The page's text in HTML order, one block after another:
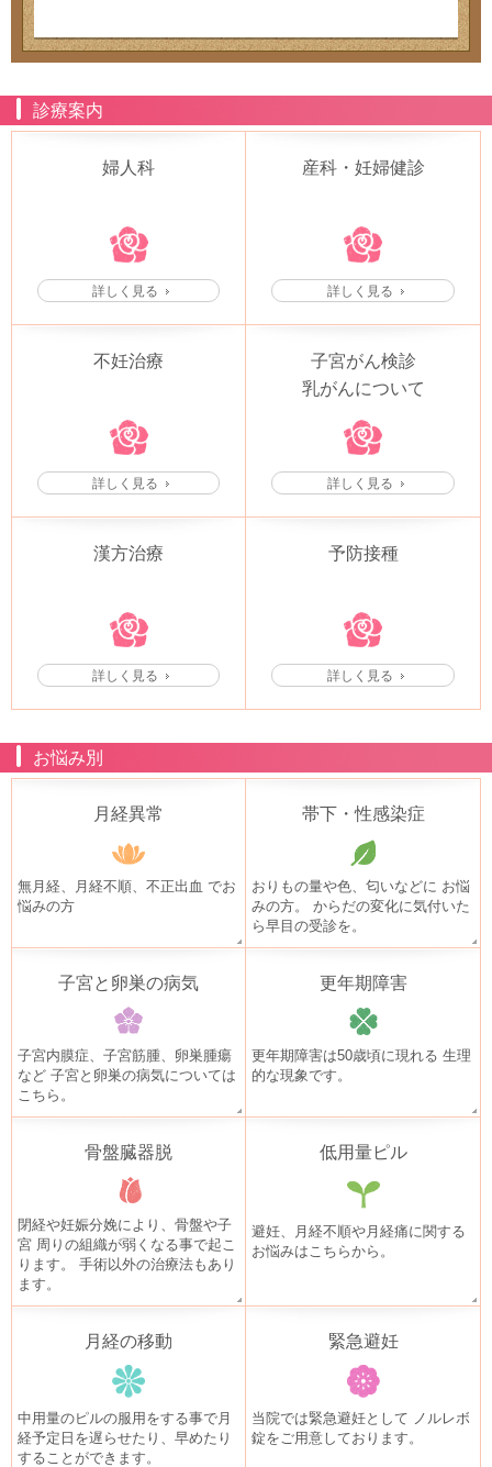
診療案内
婦人科
詳しく見る
産科・妊婦健診
詳しく見る
不妊治療
詳しく見る
子宮がん検診
乳がんについて
詳しく見る
漢方治療
詳しく見る
予防接種
詳しく見る
お悩み別
月経異常
無月経、月経不順、不正出血 でお
悩みの方
帯下・性感染症
おりもの量や色、匂いなどに お悩
みの方。
からだの変化に気付いた
ら早目の受診を。
子宮と卵巣の病気
子宮内膜症、子宮筋腫、卵巣腫瘍
など 子宮と卵巣の病気については
こちら。
更年期障害
更年期障害は50歳頃に現れる 生理
的な現象です。
骨盤臓器脱
閉経や妊娠分娩により、骨盤や子
宮 周りの組織が弱くなる事で起こ
ります。
手術以外の治療法もあり
ます。
低用量ピル
避妊、月経不順や月経痛に関する
お悩みはこちらから。
月経の移動
中用量のピルの服用をする事で 月
経予定日を遅らせたり、 早めたり
することができます。
緊急避妊
当院では緊急避妊として ノルレボ
錠をご用意しております。